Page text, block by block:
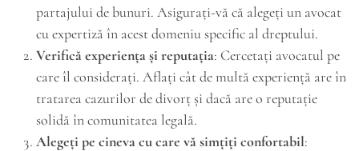
partajului de bunuri. Asigurați-vă că alegeți un avocat
cu expertiză în acest domeniu specific al dreptului.
Verifică experiența și reputația: Cercetați avocatul pe
care îl considerați. Aflați cât de multă experiență are în
tratarea cazurilor de divorț și dacă are o reputație
solidă în comunitatea legală.
Alegeți pe cineva cu care vă simțiți confortabil: